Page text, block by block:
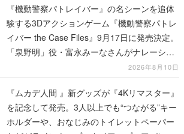
「泉野明」役・富永みーなさんがナレーショ
ンを務めるWEBCM第2弾が公開2026年8月10日
『ムカデ人間 』新グッズが『4Kリマスター』
を記念して発売。3人以上でも“つながる”キー
ホルダーや、おなじみのトイレットペーパー
などがラインナップ、タイアップのアパレル
グッズも公開され映画と現実世界が「つなが
る」
2026年8月10日